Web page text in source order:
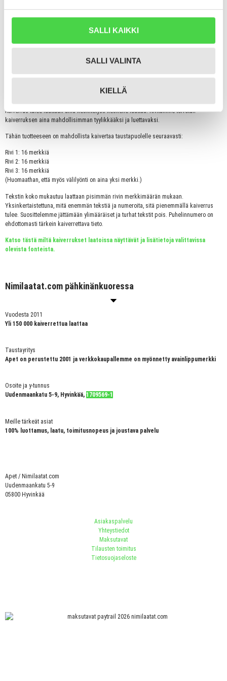
SALLI KAIKKI
SALLI VALINTA
KIELLÄ
Ilmoitettu hinta sisältää lyhyen tekstin (esim. nimen ja puhelinnumeron) kaiverrettuna
taustapuolelle toiveesi mukaan. Tuotteen mukana tulee myös laadukas metallinen
Kirjoitathan nimilaattaan haluamasi kaiverruksen sille varattuun kenttään. Tähän
syystä ole selkeä tai toteutettavissa.
Kaiverrus tulee laattaan aina keskitetysti keskelle laattaa. Rivitämme toivotun
kaiverruksen aina mahdollisimman tyylikkääksi ja luettavaksi.
Tähän tuotteeseen on mahdollista kaivertaa taustapuolelle seuraavasti:
Rivi 1: 16 merkkiä
Rivi 2: 16 merkkiä
Rivi 3: 16 merkkiä
(Huomaathan, että myös välilyönti on aina yksi merkki.)
Tekstin koko mukautuu laattaan pisimmän rivin merkkimäärän mukaan.
Yksinkertaistettuna, mitä enemmän tekstiä ja numeroita, sitä pienemmällä kaiverrus
tulee. Suosittelemme jättämään ylimääräiset ja turhat tekstit pois. Puhelinnumero on
ehdottomasti tärkein kaiverrettava tieto.
Katso tästä miltä kaiverrukset laatoissa näyttävät ja lisätietoja valittavissa
olevista fonteista.
Nimilaatat.com pähkinänkuoressa
Vuodesta 2011
Yli 150 000 kaiverrettua laattaa
Taustayritys
Apet on perustettu 2001 ja verkkokaupallemme on myönnetty avainlippumerkki
Osoite ja y-tunnus
Uudenmaankatu 5-9, Hyvinkää, 1709569-1
Meille tärkeät asiat
100% luottamus, laatu, toimitusnopeus ja joustava palvelu
Apet / Nimilaatat.com
Uudenmaankatu 5-9
05800 Hyvinkää
Asiakaspalvelu
Yhteystiedot
Maksutavat
Tilausten toimitus
Tietosuojaseloste